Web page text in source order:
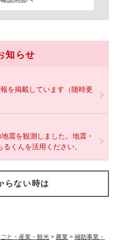
ごと・産業・観光 > 農業 > 補助事業・
知らせ
を掲載しています（随時更
震を観測しました。地震・
くんを活用ください。
らない時は